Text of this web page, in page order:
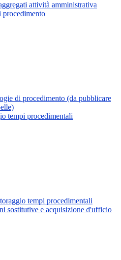
attività amministrativa
di procedimento (da pubblicare
tempi procedimentali
tempi procedimentali
sostitutive e acquisizione d'ufficio